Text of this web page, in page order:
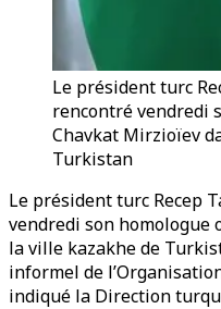
Le président turc
rencontré vendredi
Chavkat Mirzioïev
Turkistan
Le président turc Recep
vendredi son homologue
la ville kazakhe de
informel de
indiqué la Direction